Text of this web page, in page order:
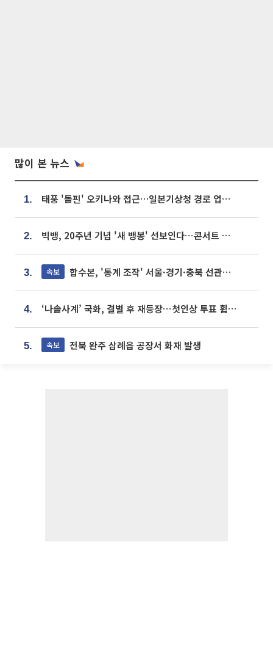
많이 본 뉴스
1. 태풍 '돌핀' 오키나와 접근…일본기상청 경로 업데이트
2. 빅뱅, 20주년 기념 '새 뱅봉' 선보인다⋯콘서트 앞두고 팝업 개최
3. 속보 합수본, '통계 조작' 서울·경기·충북 선관위 등 추가 압수수색
4. ‘나솔사계’ 국화, 결별 후 재등장⋯첫인상 투표 휩쓸고 ‘인기녀’ 등극
5. 속보 전북 완주 삼례읍 공장서 화재 발생